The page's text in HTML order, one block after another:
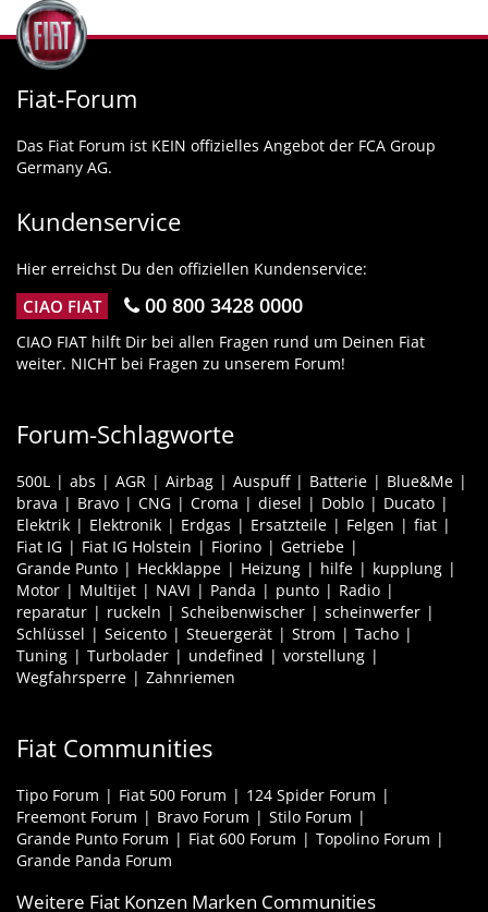
Fiat-Forum
Das Fiat Forum ist KEIN offizielles Angebot der FCA Group
Germany AG.
Kundenservice
Hier erreichst Du den offiziellen Kundenservice:
CIAO FIAT 00 800 3428 0000
CIAO FIAT hilft Dir bei allen Fragen rund um Deinen Fiat
weiter. NICHT bei Fragen zu unserem Forum!
Forum-Schlagworte
500L abs AGR Airbag Auspuff Batterie
Blue&Me
brava
Bravo CNG Croma diesel Doblo
Ducato
Elektrik
Elektronik Erdgas Ersatzteile Felgen
fiat
Fiat IG
Fiat IG Holstein Fiorino
Getriebe
Grande Punto
Heckklappe Heizung hilfe
kupplung
Motor
Multijet NAVI Panda punto
Radio
reparatur
ruckeln Scheibenwischer
scheinwerfer
Schlüssel
Seicento Steuergerät Strom
Tacho
Tuning
Turbolader undefined
vorstellung
Wegfahrsperre
Zahnriemen
Fiat Communities
Tipo Forum Fiat 500 Forum
124 Spider Forum
Freemont Forum
Bravo Forum
Stilo Forum
Grande Punto Forum
Fiat 600 Forum
Topolino Forum
Grande Panda Forum
Weitere Fiat Konzen Marken Communities